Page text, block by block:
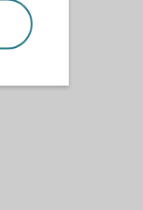
(pdf)